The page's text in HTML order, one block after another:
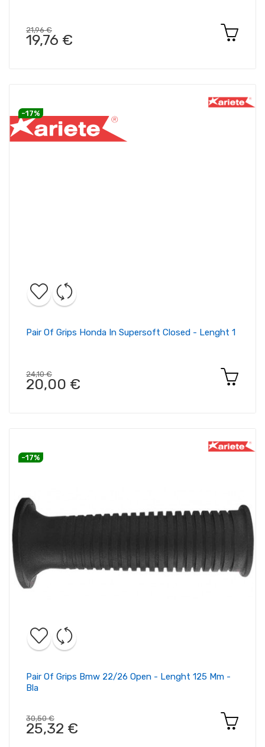
21,96 €
19,76 €
-17%
Pair Of Grips Honda In Supersoft Closed - Lenght 1
24,10 €
20,00 €
-17%
Pair Of Grips Bmw 22/26 Open - Lenght 125 Mm -
Bla
30,50 €
25,32 €